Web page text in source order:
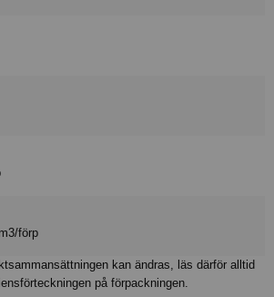
förp
kan ändras, läs därför alltid
på förpackningen.